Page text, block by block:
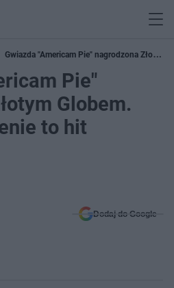
Gwiazda "Americam Pie" nagrodzona Złotym
Pie"
Globem.
to hit
Dodaj do Google